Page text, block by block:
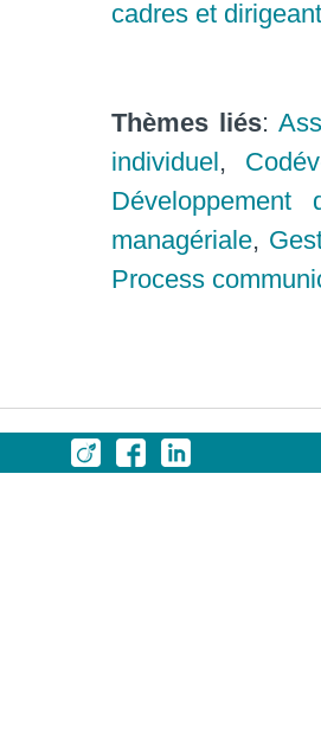
cadres et
Thèmes liés:
individuel,
Développement
managériale,
Process